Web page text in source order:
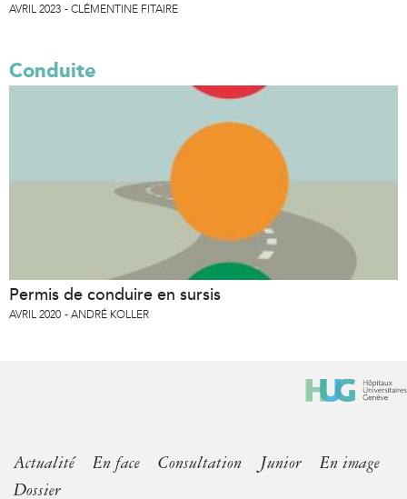
AVRIL 2023 CLÉMENTINE FITAIRE
Conduite
Permis de conduire en sursis
AVRIL 2020 ANDRÉ KOLLER
Actualité En face Consultation Junior
En image
Dossier